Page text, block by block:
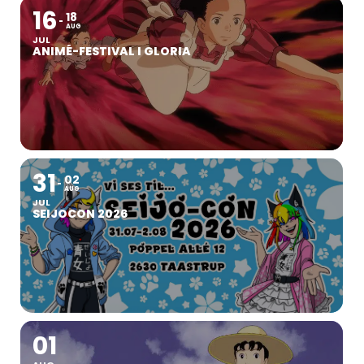
16
JUL
18
AUG
ANIMÉ-FESTIVAL I GLORIA
31
JUL
02
AUG
SEIJOCON 2026
01